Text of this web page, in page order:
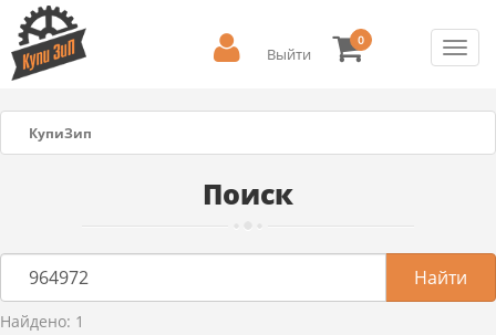
Выйти
0
КупиЗип
Поиск
Найдено: 1